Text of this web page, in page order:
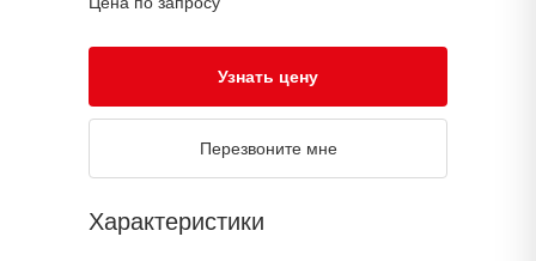
Узнать цену
Перезвоните мне
Характеристики